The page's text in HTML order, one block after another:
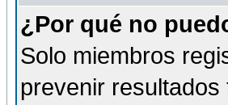
¿Por qué no
Solo miembros
prevenir